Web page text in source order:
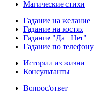
Магические стихи
Гадание на желание
Гадание на костях
Гадание "Да - Нет"
Гадание по телефону
Истории из жизни
Консультанты
Вопрос/ответ